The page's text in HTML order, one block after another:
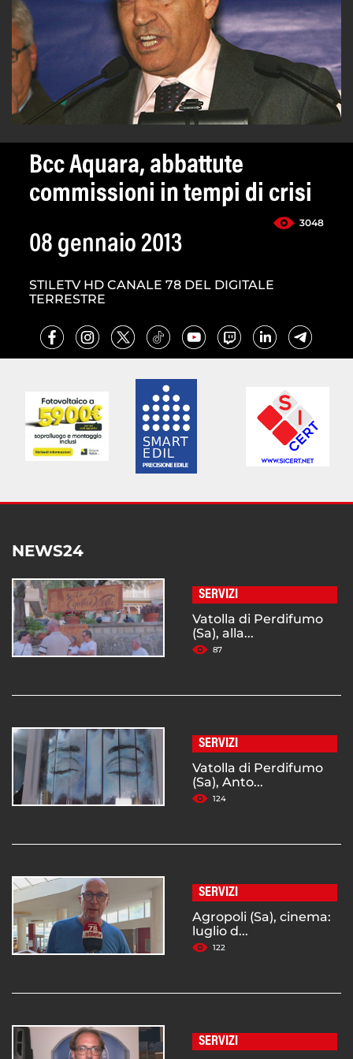
Bcc Aquara, abbattute
commissioni in tempi di crisi
3048
08 gennaio 2013
STILETV HD CANALE 78 DEL DIGITALE
TERRESTRE
NEWS24
SERVIZI
Vatolla di Perdifumo
(Sa), alla...
87
SERVIZI
Vatolla di Perdifumo
(Sa), Anto...
124
SERVIZI
Agropoli (Sa), cinema:
luglio d...
122
SERVIZI